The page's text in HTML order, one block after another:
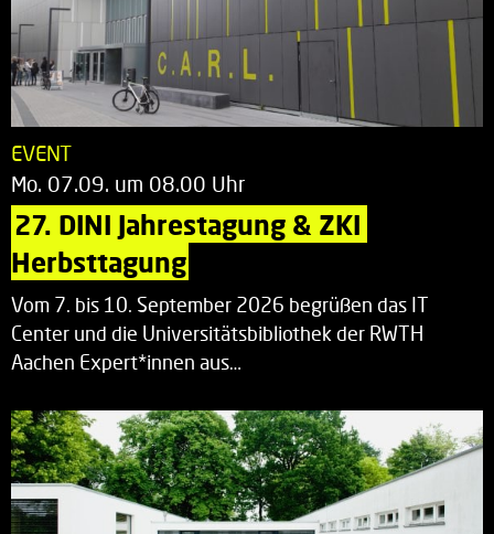
EVENT
Mo. 07.09. um 08.00 Uhr
27. DINI Jahrestagung & ZKI
Herbsttagung
Vom 7. bis 10. September 2026 begrüßen das IT
Center und die Universitätsbibliothek der RWTH
Aachen Expert*innen aus…